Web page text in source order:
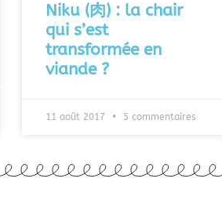
Niku (肉) : la chair
qui s’est
transformée en
viande ?
11 août 2017 5 commentaires